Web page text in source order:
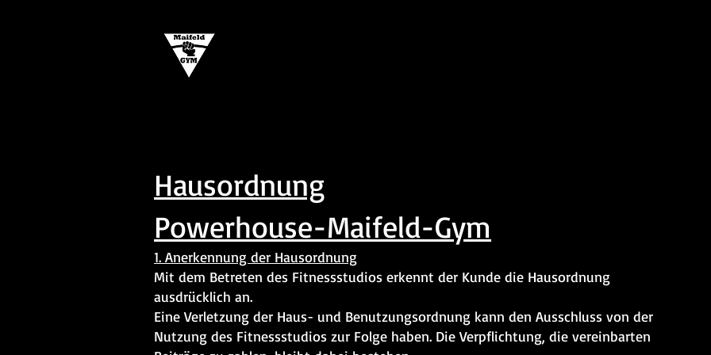
Hausordnung
Powerhouse-Maifeld-Gym
1. Anerkennung der Hausordnung
Mit dem Betreten des Fitnessstudios erkennt der Kunde die Hausordnung
ausdrücklich an.
Eine Verletzung der Haus- und Benutzungsordnung kann den Ausschluss von der
Nutzung des Fitnessstudios zur Folge haben. Die Verpflichtung, die vereinbarten